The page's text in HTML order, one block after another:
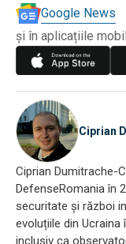
Google News
și în aplicațiile
Ciprian
Ciprian Dumitrache-
DefenseRomania în
securitate și război
evoluțiile din Ucraina
inclusiv ca